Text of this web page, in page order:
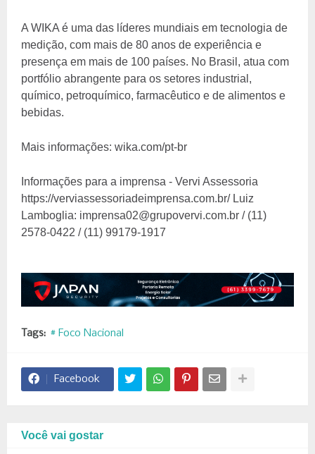
A WIKA é uma das líderes mundiais em tecnologia de
medição, com mais de 80 anos de experiência e
presença em mais de 100 países. No Brasil, atua com
portfólio abrangente para os setores industrial,
químico, petroquímico, farmacêutico e de alimentos e
bebidas.
Mais informações: wika.com/pt-br
Informações para a imprensa - Vervi Assessoria
https://verviassessoriadeimprensa.com.br/ Luiz
Lamboglia: imprensa02@grupovervi.com.br / (11)
2578-0422 / (11) 99179-1917
Tags: # Foco Nacional
Facebook
Você vai gostar